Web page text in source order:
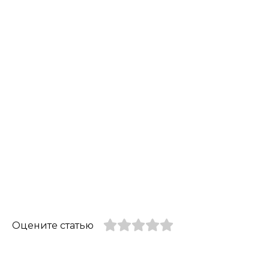
Оцените статью